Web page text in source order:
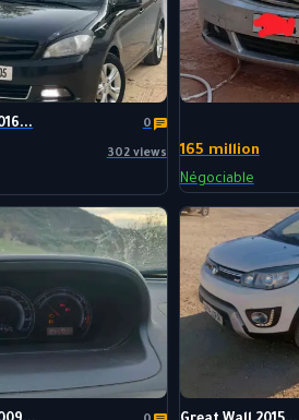
0
302 views 165 million
Négociable